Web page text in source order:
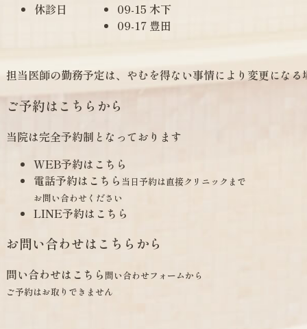
休診日
09-15 木下
09-17 豊田
担当医師の勤務予定は、やむを得ない事情により変更にな
ご予約はこちらから
当院は完全予約制となっております
WEB予約はこちら
電話予約はこちら 当日予約は直接クリニックまで
お問い合わせください
LINE予約はこちら
お問い合わせはこちらから
問い合わせはこちら 問い合わせフォームから
ご予約はお取りできません